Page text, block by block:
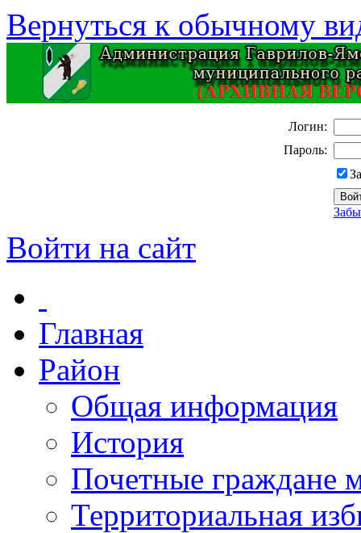
Вернуться к обычному
Логин:
Пароль:
Войти на сайт
Главная
Район
Общая информация
История
Почетные граждане
Территориальная